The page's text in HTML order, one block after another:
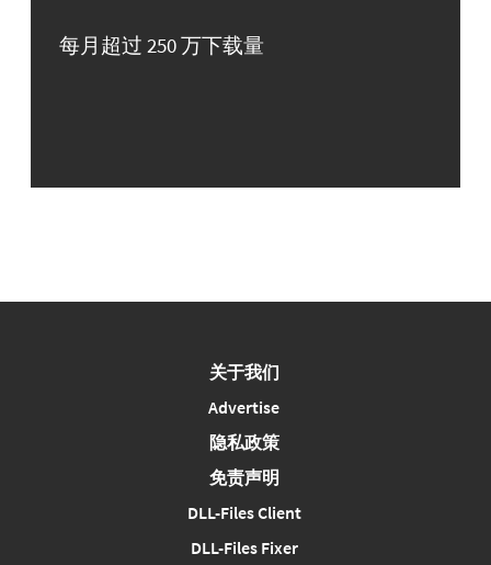
每月超过 250 万下载量
关于我们
Advertise
隐私政策
免责声明
DLL-Files Client
DLL-Files Fixer